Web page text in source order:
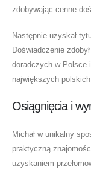
zdobywając cenne
Następnie uzyskał
Doświadczenie
doradczych w Polsce
największych
Osiągnięcia i
Michał w unikalny
praktyczną
uzyskaniem